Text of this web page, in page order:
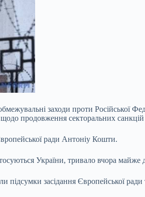
заходи проти Російської
продовження секторальних
ради Антоніу Кошти.
України, тривало вчора майже
підсумки засідання Європейської